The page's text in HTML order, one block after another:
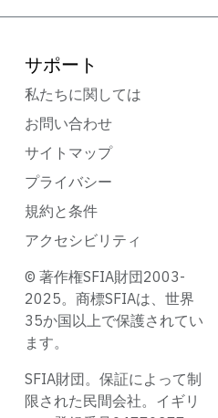
サポート
私たちに関しては
お問い合わせ
サイトマップ
プライバシー
規約と条件
アクセシビリティ
© 著作権SFIA財団2003-
2025。商標SFIAは、世界
35か国以上で保護されてい
ます。
SFIA財団。保証によって制
限された民間会社。イギリ